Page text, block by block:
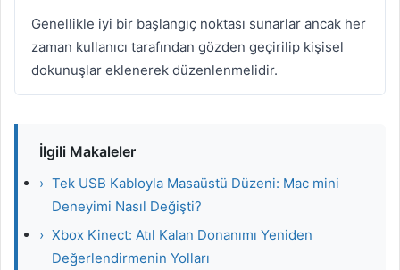
Genellikle iyi bir başlangıç noktası sunarlar ancak her
zaman kullanıcı tarafından gözden geçirilip kişisel
dokunuşlar eklenerek düzenlenmelidir.
İlgili Makaleler
› Tek USB Kabloyla Masaüstü Düzeni: Mac mini
Deneyimi Nasıl Değişti?
› Xbox Kinect: Atıl Kalan Donanımı Yeniden
Değerlendirmenin Yolları